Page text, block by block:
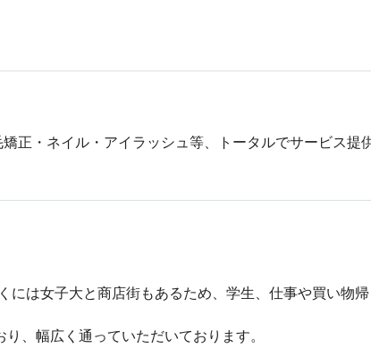
正・ネイル・アイラッシュ等、トータルでサービス提
には女子大と商店街もあるため、学生、仕事や買い物
、幅広く通っていただいております。